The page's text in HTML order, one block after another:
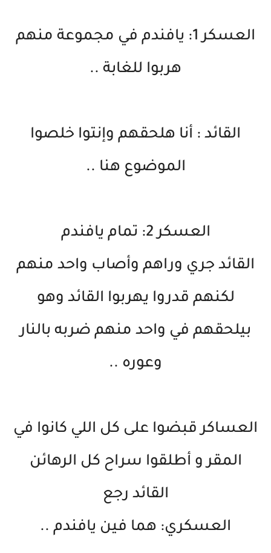
العسكر 1: يافندم في مجموعة منهم
هربوا للغابة ..
القائد : أنا هلحقهم وإنتوا خلصوا
الموضوع هنا ..
العسكر 2: تمام يافندم
القائد جري وراهم وأصاب واحد منهم
لكنهم قدروا يهربوا القائد وهو
بيلحقهم في واحد منهم ضربه بالنار
وعوره ..
العساكر قبضوا على كل اللي كانوا في
المقر و أطلقوا سراح كل الرهائن
القائد رجع
العسكري: هما فين يافندم ..